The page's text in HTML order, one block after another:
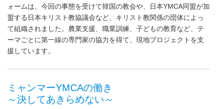
ォームは、今回の事態を受けて韓国の教会や、日本YMCA同盟が加
盟する日本キリスト教協議会など、キリスト教関係の団体によっ
て組織されました。農業支援、職業訓練、子どもの教育など、テ
ーマごとに第一線の専門家の協力を得て、現地プロジェクトを支
援しています。
ミャンマーYMCAの働き
～決してあきらめない～